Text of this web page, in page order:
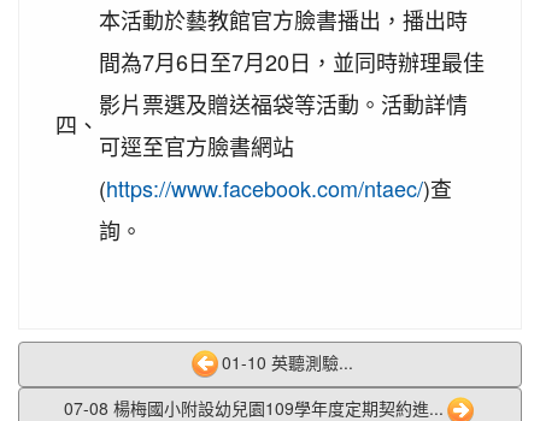
拔賽成績優異
2020-09-04 賀!
本校學生參加2020YONEX一線入
魂全國國小羽球分齡賽成績優異
2020-07-15 賀!
本校學生參加2020年第六屆新北市
寶獅萊夏季理事長盃溜冰錦標賽成績優異
2020-07-08 賀!
本校學生參加109年桃園市運動會
市長盃溜冰錦標賽成績優異
本校學生參加108年臺北市中正盃
羽球錦標賽成績優異
四、
本活動於藝教館官方臉書播出，播出時
間為7月6日至7月20日，並同時辦理最佳
影片票選及贈送福袋等活動。活動詳情
可逕至官方臉書網站
(https://www.facebook.com/ntaec/)查
詢。
01-10 英聽測驗...
07-08 楊梅國小附設幼兒園109學年度定期契約進...